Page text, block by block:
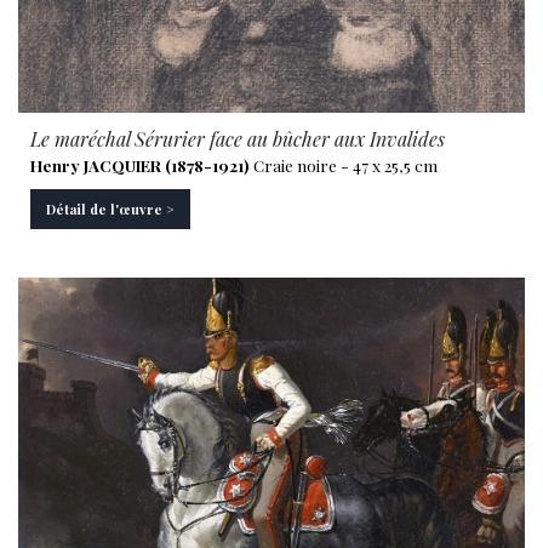
Le maréchal Sérurier face au bûcher aux Invalides
Henry JACQUIER (1878-1921) Craie noire - 47 x 25,5 cm
Détail de l'œuvre >